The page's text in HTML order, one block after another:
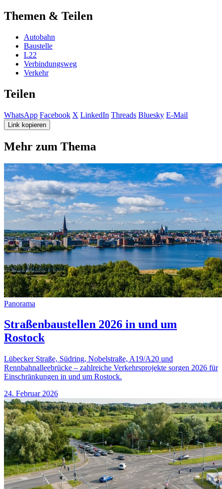
Themen & Teilen
Autobahn
Baustelle
L22
Verbindungsweg
Verkehr
Teilen
WhatsApp Facebook X LinkedIn Threads Bluesky E-Mail
Link kopieren
Mehr zum Thema
Panorama
Straßenbaustellen 2026 in und um
Rostock
Lübecker Straße, Südring, Nobelstraße, A19/A20 und
Rennbahnalleebrücke – zahlreiche Verkehrsprojekte sorgen 2026 für
Einschränkungen in und um Rostock.
24. Februar 2026